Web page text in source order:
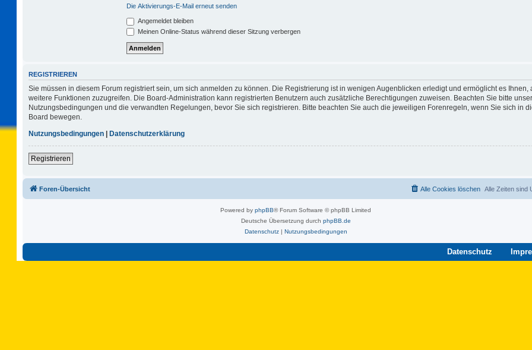
Die Aktivierungs-E-Mail erneut senden
Angemeldet bleiben
Meinen Online-Status während dieser Sitzung verbergen
REGISTRIEREN
Sie müssen in diesem Forum registriert sein, um sich anmelden zu können. Die Registrierung ist in wenigen Augenblicken erledigt und ermöglicht es Ihnen,
weitere Funktionen zuzugreifen. Die Board-Administration kann registrierten Benutzern auch zusätzliche Berechtigungen zuweisen. Beachten Sie bitte
Nutzungsbedingungen und die verwandten Regelungen, bevor Sie sich registrieren. Bitte beachten Sie auch die jeweiligen Forenregeln, wenn Sie sich in
Board bewegen.
Nutzungsbedingungen | Datenschutzerklärung
Registrieren
Foren-Übersicht Alle Zeiten sind
Alle Cookies löschen
Powered by phpBB® Forum Software © phpBB Limited
Deutsche Übersetzung durch phpBB.de
Datenschutz| Nutzungsbedingungen
Datenschutz